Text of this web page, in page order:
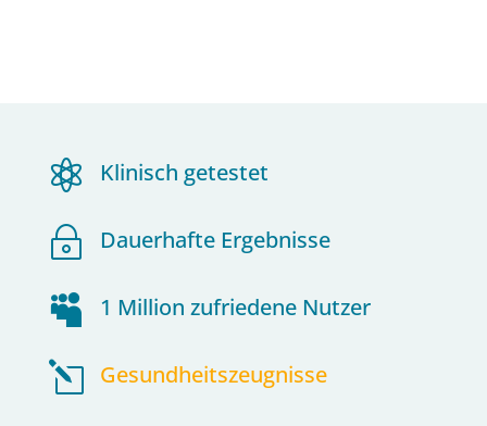
 Klinisch getestet
~ Dauerhafte Ergebnisse
 1 Million zufriedene Nutzer
l Gesundheitszeugnisse